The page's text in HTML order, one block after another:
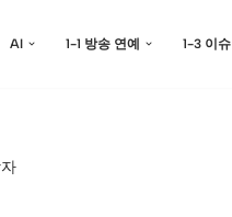
AI 1-1 방송 연예 1-3 이슈